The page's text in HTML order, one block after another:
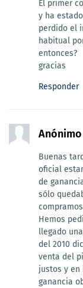
El primer
y ha
perdido el
habitual
entonces?
gracias
Responder
Anónimo
Buenas
oficial
de
sólo
Hemos
llegado
del 2010
venta del
justos y en
ganancia